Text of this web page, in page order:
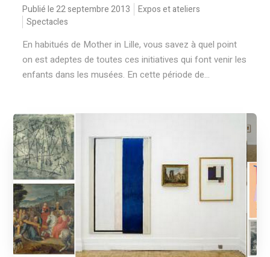
Publié le 22 septembre 2013
Expos et ateliers
Spectacles
En habitués de Mother in Lille, vous savez à quel point
on est adeptes de toutes ces initiatives qui font venir les
enfants dans les musées. En cette période de...